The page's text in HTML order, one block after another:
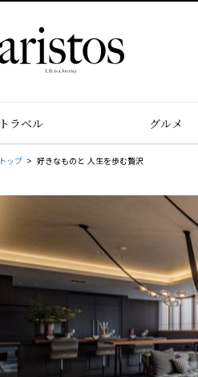
トラベル グルメ
トップ 好きなものと 人生を歩む贅沢